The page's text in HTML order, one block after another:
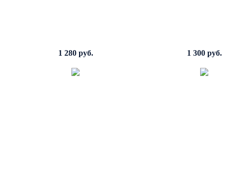
1 280 руб. 1 300 руб.